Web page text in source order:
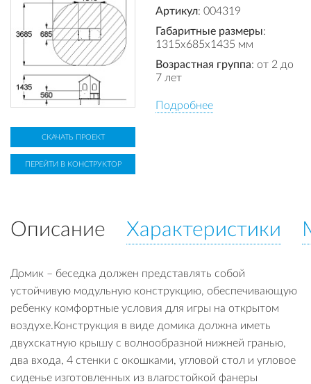
Артикул: 004319
Габаритные размеры:
1315x685x1435 мм
Возрастная группа: от 2 до
7 лет
Подробнее
СКАЧАТЬ ПРОЕКТ
ПЕРЕЙТИ В КОНСТРУКТОР
Описание Характеристики
Домик – беседка должен представлять собой
устойчивую модульную конструкцию, обеспечивающую
ребенку комфортные условия для игры на открытом
воздухе.Конструкция в виде домика должна иметь
двухскатную крышу с волнообразной нижней гранью,
два входа, 4 стенки с окошками, угловой стол и угловое
сиденье изготовленных из влагостойкой фанеры